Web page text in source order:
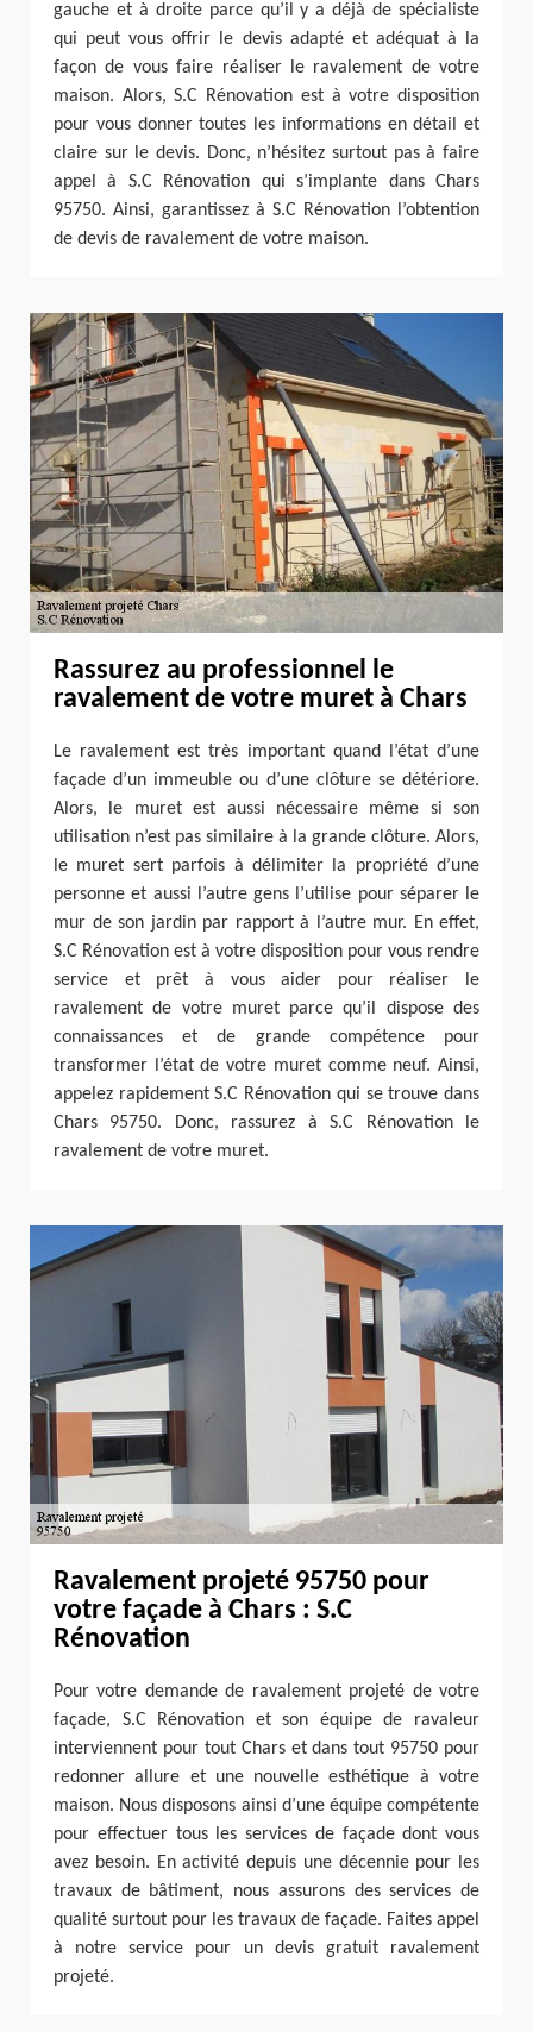
gauche et à droite parce qu’il y a déjà de spécialiste
qui peut vous offrir le devis adapté et adéquat à la
façon de vous faire réaliser le ravalement de votre
maison. Alors, S.C Rénovation est à votre disposition
pour vous donner toutes les informations en détail et
claire sur le devis. Donc, n’hésitez surtout pas à faire
appel à S.C Rénovation qui s’implante dans Chars
95750. Ainsi, garantissez à S.C Rénovation l’obtention
de devis de ravalement de votre maison.
Rassurez au professionnel le
ravalement de votre muret à Chars
Le ravalement est très important quand l’état d’une
façade d’un immeuble ou d’une clôture se détériore.
Alors, le muret est aussi nécessaire même si son
utilisation n’est pas similaire à la grande clôture. Alors,
le muret sert parfois à délimiter la propriété d’une
personne et aussi l’autre gens l’utilise pour séparer le
mur de son jardin par rapport à l’autre mur. En effet,
S.C Rénovation est à votre disposition pour vous rendre
service et prêt à vous aider pour réaliser le
ravalement de votre muret parce qu’il dispose des
connaissances et de grande compétence pour
transformer l’état de votre muret comme neuf. Ainsi,
appelez rapidement S.C Rénovation qui se trouve dans
Chars 95750. Donc, rassurez à S.C Rénovation le
ravalement de votre muret.
Ravalement projeté 95750 pour
votre façade à Chars : S.C
Rénovation
Pour votre demande de ravalement projeté de votre
façade, S.C Rénovation et son équipe de ravaleur
interviennent pour tout Chars et dans tout 95750 pour
redonner allure et une nouvelle esthétique à votre
maison. Nous disposons ainsi d’une équipe compétente
pour effectuer tous les services de façade dont vous
avez besoin. En activité depuis une décennie pour les
travaux de bâtiment, nous assurons des services de
qualité surtout pour les travaux de façade. Faites appel
à notre service pour un devis gratuit ravalement
projeté.